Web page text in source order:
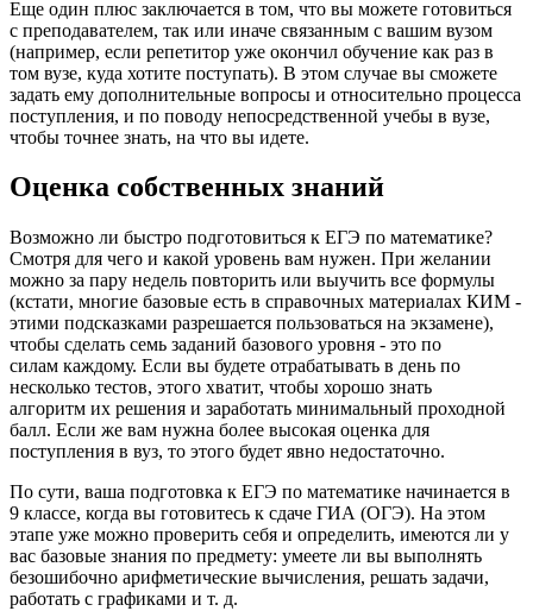
Еще один плюс заключается в том, что вы можете готовиться
с преподавателем, так или иначе связанным с вашим вузом
(например, если репетитор уже окончил обучение как раз в
том вузе, куда хотите поступать). В этом случае вы сможете
задать ему дополнительные вопросы и относительно процесса
поступления, и по поводу непосредственной учебы в вузе,
чтобы точнее знать, на что вы идете.
Оценка собственных знаний
Возможно ли быстро подготовиться к ЕГЭ по математике?
Смотря для чего и какой уровень вам нужен. При желании
можно за пару недель повторить или выучить все формулы
(кстати, многие базовые есть в справочных материалах КИМ -
этими подсказками разрешается пользоваться на экзамене),
чтобы сделать семь заданий базового уровня - это по
силам каждому. Если вы будете отрабатывать в день по
несколько тестов, этого хватит, чтобы хорошо знать
алгоритм их решения и заработать минимальный проходной
балл. Если же вам нужна более высокая оценка для
поступления в вуз, то этого будет явно недостаточно.
По сути, ваша подготовка к ЕГЭ по математике начинается в
9 классе, когда вы готовитесь к сдаче ГИА (ОГЭ). На этом
этапе уже можно проверить себя и определить, имеются ли у
вас базовые знания по предмету: умеете ли вы выполнять
безошибочно арифметические вычисления, решать задачи,
работать с графиками и т. д.